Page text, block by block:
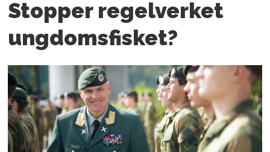
Stopper regelverket
ungdoms­fisket?